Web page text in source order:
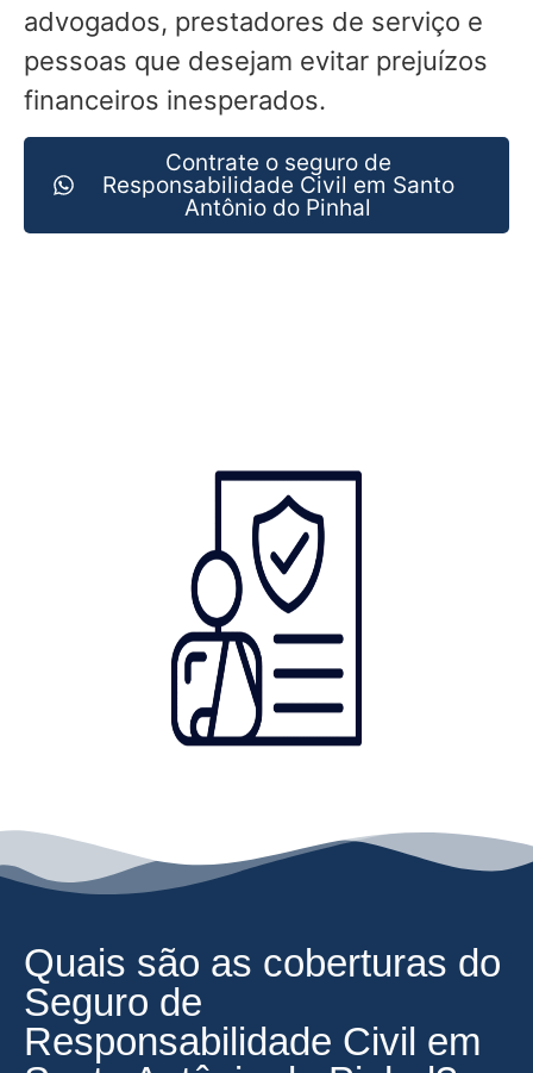
advogados, prestadores de serviço e
pessoas que desejam evitar prejuízos
financeiros inesperados.
Contrate o seguro de
Responsabilidade Civil em Santo
Antônio do Pinhal
Quais são as coberturas do
Seguro de
Responsabilidade Civil em